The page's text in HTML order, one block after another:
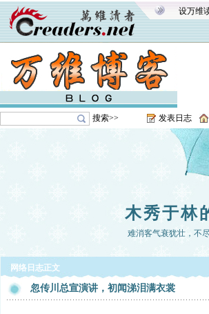
设万维
搜索>> 发表日志
木秀于林
难消客气衰犹壮，不
网络日志正文
忽传川总宣演讲，初闻涕泪满衣裳